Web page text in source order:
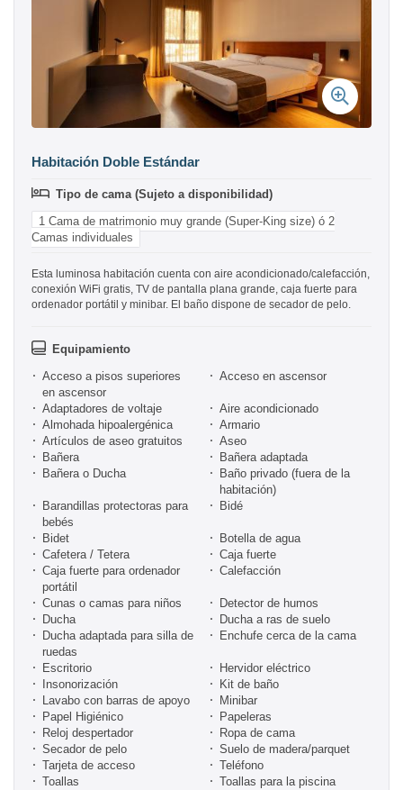
Habitación Doble Estándar
Tipo de cama (Sujeto a disponibilidad)
1 Cama de matrimonio muy grande (Super-King size) ó 2
Camas individuales
Esta luminosa habitación cuenta con aire acondicionado/calefacción,
conexión WiFi gratis, TV de pantalla plana grande, caja fuerte para
ordenador portátil y minibar. El baño dispone de secador de pelo.
Equipamiento
Acceso a pisos superiores
en ascensor
Acceso en ascensor
Adaptadores de voltaje
Aire acondicionado
Almohada hipoalergénica
Armario
Artículos de aseo gratuitos
Aseo
Bañera
Bañera adaptada
Bañera o Ducha
Baño privado (fuera de la
habitación)
Barandillas protectoras para
bebés
Bidé
Bidet
Botella de agua
Cafetera / Tetera
Caja fuerte
Caja fuerte para ordenador
portátil
Calefacción
Cunas o camas para niños
Detector de humos
Ducha
Ducha a ras de suelo
Ducha adaptada para silla de
ruedas
Enchufe cerca de la cama
Escritorio
Hervidor eléctrico
Insonorización
Kit de baño
Lavabo con barras de apoyo
Minibar
Papel Higiénico
Papeleras
Reloj despertador
Ropa de cama
Secador de pelo
Suelo de madera/parquet
Tarjeta de acceso
Teléfono
Toallas
Toallas para la piscina